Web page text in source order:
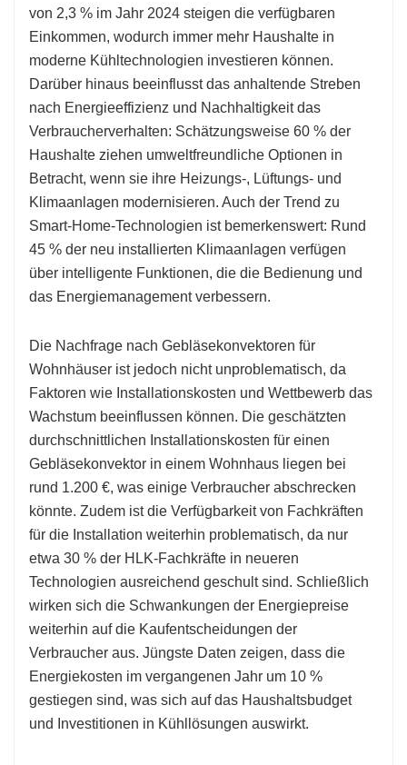
von 2,3 % im Jahr 2024 steigen die verfügbaren
Einkommen, wodurch immer mehr Haushalte in
moderne Kühltechnologien investieren können.
Darüber hinaus beeinflusst das anhaltende Streben
nach Energieeffizienz und Nachhaltigkeit das
Verbraucherverhalten: Schätzungsweise 60 % der
Haushalte ziehen umweltfreundliche Optionen in
Betracht, wenn sie ihre Heizungs-, Lüftungs- und
Klimaanlagen modernisieren. Auch der Trend zu
Smart-Home-Technologien ist bemerkenswert: Rund
45 % der neu installierten Klimaanlagen verfügen
über intelligente Funktionen, die die Bedienung und
das Energiemanagement verbessern.
Die Nachfrage nach Gebläsekonvektoren für
Wohnhäuser ist jedoch nicht unproblematisch, da
Faktoren wie Installationskosten und Wettbewerb das
Wachstum beeinflussen können. Die geschätzten
durchschnittlichen Installationskosten für einen
Gebläsekonvektor in einem Wohnhaus liegen bei
rund 1.200 €, was einige Verbraucher abschrecken
könnte. Zudem ist die Verfügbarkeit von Fachkräften
für die Installation weiterhin problematisch, da nur
etwa 30 % der HLK-Fachkräfte in neueren
Technologien ausreichend geschult sind. Schließlich
wirken sich die Schwankungen der Energiepreise
weiterhin auf die Kaufentscheidungen der
Verbraucher aus. Jüngste Daten zeigen, dass die
Energiekosten im vergangenen Jahr um 10 %
gestiegen sind, was sich auf das Haushaltsbudget
und Investitionen in Kühllösungen auswirkt.